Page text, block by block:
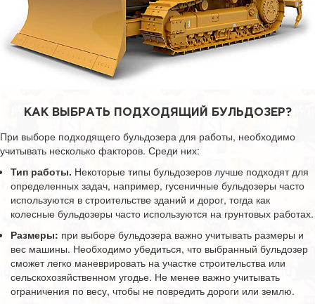
КАК ВЫБРАТЬ ПОДХОДЯЩИЙ БУЛЬДОЗЕР?
При выборе подходящего бульдозера для работы, необходимо
учитывать несколько факторов. Среди них:
Тип работы. Некоторые типы бульдозеров лучше подходят для
определенных задач, например, гусеничные бульдозеры часто
используются в строительстве зданий и дорог, тогда как
колесные бульдозеры часто используются на грунтовых работах.
Размеры: при выборе бульдозера важно учитывать размеры и
вес машины. Необходимо убедиться, что выбранный бульдозер
сможет легко маневрировать на участке строительства или
сельскохозяйственном угодье. Не менее важно учитывать
ограничения по весу, чтобы не повредить дороги или землю.